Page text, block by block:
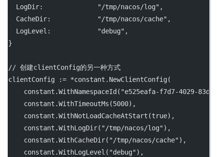
  LogDir:
"/tmp/nacos/log" ,
  CacheDir:
"/tmp/nacos/cache" ,
  LogLevel:
"debug" ,
}
// 创建clientConfig的另一种方式
clientConfig
:= *constant. NewClientConfig(
    constant.
WithNamespaceId ( "e525eafa-f7d7-4029-
    constant.
WithTimeoutMs (5000),
    constant.
WithNotLoadCacheAtStart (true),
    constant.
WithLogDir( "/tmp/nacos/log"),
    constant.
WithCacheDir( "/tmp/nacos/cache"),
    constant.
WithLogLevel ( "debug"),